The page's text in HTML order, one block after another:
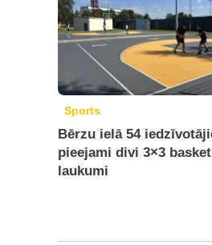
Sports
Bērzu ielā 54
pieejami divi 3×3
laukumi